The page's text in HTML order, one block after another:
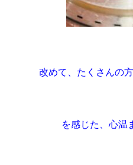
改めて、たくさんの
を感じた、心温